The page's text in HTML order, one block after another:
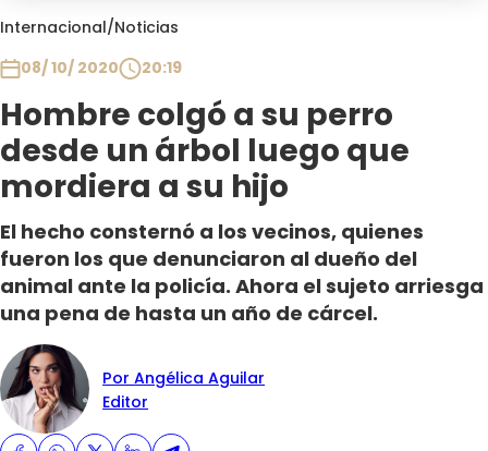
Internacional/Noticias
08/ 10/ 2020
20:19
Hombre colgó a su perro
desde un árbol luego que
mordiera a su hijo
El hecho consternó a los vecinos, quienes
fueron los que denunciaron al dueño del
animal ante la policía. Ahora el sujeto arriesga
una pena de hasta un año de cárcel.
Por Angélica Aguilar
Editor
Club De La Comedia
Plan Perfecto
El Tiempo
Sabingo
Todos Los Programas